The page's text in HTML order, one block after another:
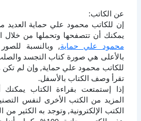
عن الكاتب:
إن للكاتب محمود علي حماية العديد
يمكنك أن تتصفحها وتحملها من خلال
محمود علي حماية, وبالنسبة
بالأعلى هي صورة كتاب التجسد والصلب
للكاتب محمود علي حماية, وإن لم
تقرأ وصف الكتاب بالأسفل.
إذا إستمتعت بقراءة الكتاب
المزيد من الكتب الأخرى لنفس
الكتب الإلكترونية, وتوجد به الكثير